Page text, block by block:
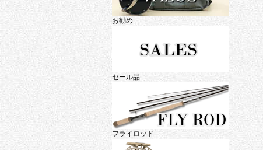
お勧め
セール品
フライロッド